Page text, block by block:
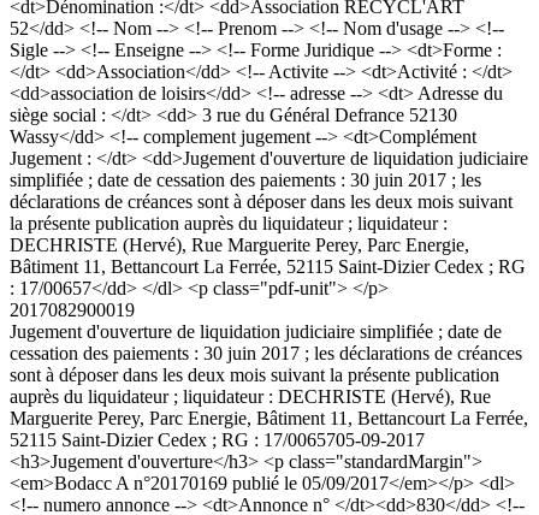
<dt>Dénomination :</dt> <dd>Association RECYCL'ART
52</dd> <!-- Nom --> <!-- Prenom --> <!-- Nom d'usage --> <!--
Sigle --> <!-- Enseigne --> <!-- Forme Juridique --> <dt>Forme :
</dt> <dd>Association</dd> <!-- Activite --> <dt>Activité : </dt>
<dd>association de loisirs</dd> <!-- adresse --> <dt> Adresse du
siège social : </dt> <dd> 3 rue du Général Defrance 52130
Wassy</dd> <!-- complement jugement --> <dt>Complément
Jugement : </dt> <dd>Jugement d'ouverture de liquidation judiciaire
simplifiée ; date de cessation des paiements : 30 juin 2017 ; les
déclarations de créances sont à déposer dans les deux mois suivant
la présente publication auprès du liquidateur ; liquidateur :
DECHRISTE (Hervé), Rue Marguerite Perey, Parc Energie,
Bâtiment 11, Bettancourt La Ferrée, 52115 Saint-Dizier Cedex ; RG
: 17/00657</dd> </dl> <p class="pdf-unit"> </p>
2017082900019
Jugement d'ouverture de liquidation judiciaire simplifiée ; date de
cessation des paiements : 30 juin 2017 ; les déclarations de créances
sont à déposer dans les deux mois suivant la présente publication
auprès du liquidateur ; liquidateur : DECHRISTE (Hervé), Rue
Marguerite Perey, Parc Energie, Bâtiment 11, Bettancourt La Ferrée,
52115 Saint-Dizier Cedex ; RG : 17/0065705-09-2017
<h3>Jugement d'ouverture</h3> <p class="standardMargin">
<em>Bodacc A n°20170169 publié le 05/09/2017</em></p> <dl>
<!-- numero annonce --> <dt>Annonce n° </dt><dd>830</dd> <!--